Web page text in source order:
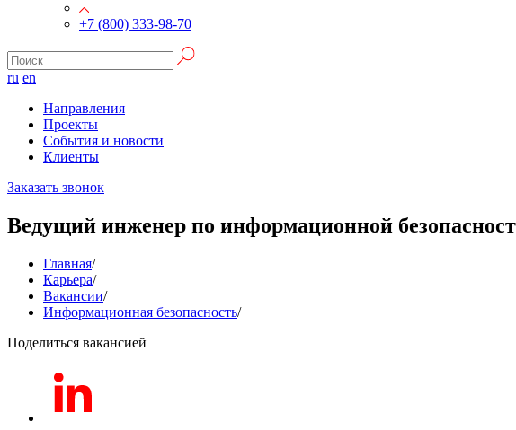
+7 (800) 333-98-70
ru en
Направления
Проекты
События и новости
Клиенты
Заказать звонок
Ведущий инженер по информационной
Главная/
Карьера/
Вакансии/
Информационная безопасность/
Поделиться вакансией